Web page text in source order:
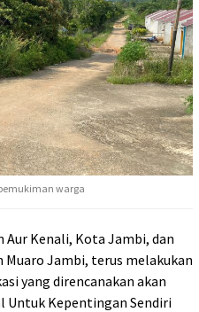
warga
Aur Kenali, Kota Jambi, dan
Muaro Jambi, terus melakukan
yang direncanakan akan
Untuk Kepentingan Sendiri